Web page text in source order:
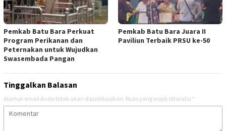
Pemkab Batu Bara Perkuat
Program Perikanan dan
Peternakan untuk Wujudkan
Swasembada Pangan
Pemkab Batu Bara Juara II
Paviliun Terbaik PRSU ke-50
Tinggalkan Balasan
Alamat email Anda tidak akan dipublikasikan. Ruas yang wajib ditandai *